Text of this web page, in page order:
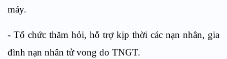
máy.
- Tổ chức thăm hỏi, hỗ trợ kịp thời các nạn nhân, gia
đình nạn nhân tử vong do TNGT.